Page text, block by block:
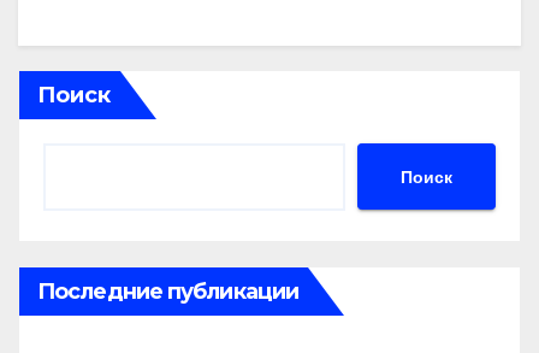
at
s
A
e
gr
a
er
n
ki
р
ть
Поиск
Поиск
Последние публикации